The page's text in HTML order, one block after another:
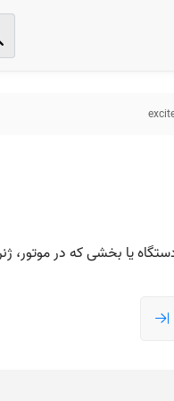
یا بخشی که در موتور،